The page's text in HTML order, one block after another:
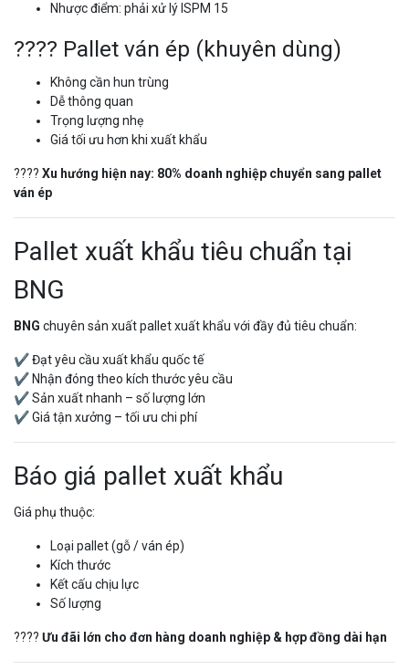
Nhược điểm: phải xử lý ISPM 15
???? Pallet ván ép (khuyên dùng)
Không cần hun trùng
Dễ thông quan
Trọng lượng nhẹ
Giá tối ưu hơn khi xuất khẩu
???? Xu hướng hiện nay: 80% doanh nghiệp chuyển sang pallet
ván ép
Pallet xuất khẩu tiêu chuẩn tại
BNG
BNG chuyên sản xuất pallet xuất khẩu với đầy đủ tiêu chuẩn:
✔ Đạt yêu cầu xuất khẩu quốc tế
✔ Nhận đóng theo kích thước yêu cầu
✔ Sản xuất nhanh – số lượng lớn
✔ Giá tận xưởng – tối ưu chi phí
Báo giá pallet xuất khẩu
Giá phụ thuộc:
Loại pallet (gỗ / ván ép)
Kích thước
Kết cấu chịu lực
Số lượng
???? Ưu đãi lớn cho đơn hàng doanh nghiệp & hợp đồng dài hạn